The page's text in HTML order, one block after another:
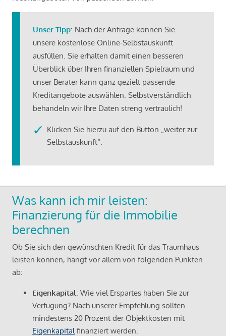
Unser Tipp: Nach der Anfrage können Sie
unsere kostenlose Online-Selbstauskunft
ausfüllen. Sie erhalten damit einen besseren
Überblick über Ihren finanziellen Spielraum und
unser Berater kann ganz gezielt passende
Kreditangebote auswählen. Selbstverständlich
behandeln wir Ihre Daten streng vertraulich!
Klicken Sie hierzu auf den Button „weiter zur
Selbstauskunft“.
Was kann ich mir leisten:
Finanzierung für die Immobilie
berechnen
Ob Sie sich den gewünschten Kredit für das Traumhaus
leisten können, hängt vor allem von folgenden Punkten
ab:
Eigenkapital: Wie viel Erspartes haben Sie zur
Verfügung? Nach unserer Empfehlung sollten
mindestens 20 Prozent der Objektkosten mit
Eigenkapital finanziert werden.